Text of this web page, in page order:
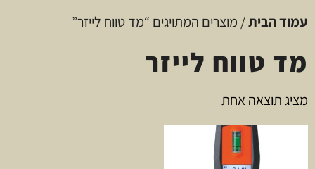
עמוד הבית/ מוצרים המתויגים “מד טווח לייזר”
מד טווח לייזר
מציג תוצאה אחת